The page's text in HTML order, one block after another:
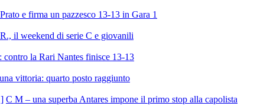
e firma un pazzesco 13-13 in Gara 1
il weekend di serie C e giovanili
la Rari Nantes finisce 13-13
vittoria: quarto posto raggiunto
C M – una superba Antares impone il primo stop alla capolista